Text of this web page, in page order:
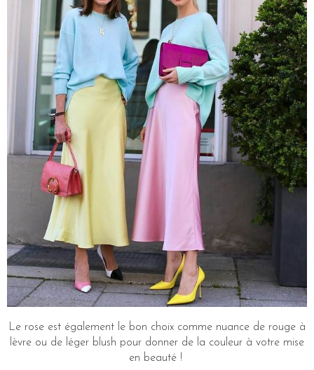
Le rose est également le bon choix comme nuance de rouge à
lèvre ou de léger blush pour donner de la couleur à votre mise
en beauté !